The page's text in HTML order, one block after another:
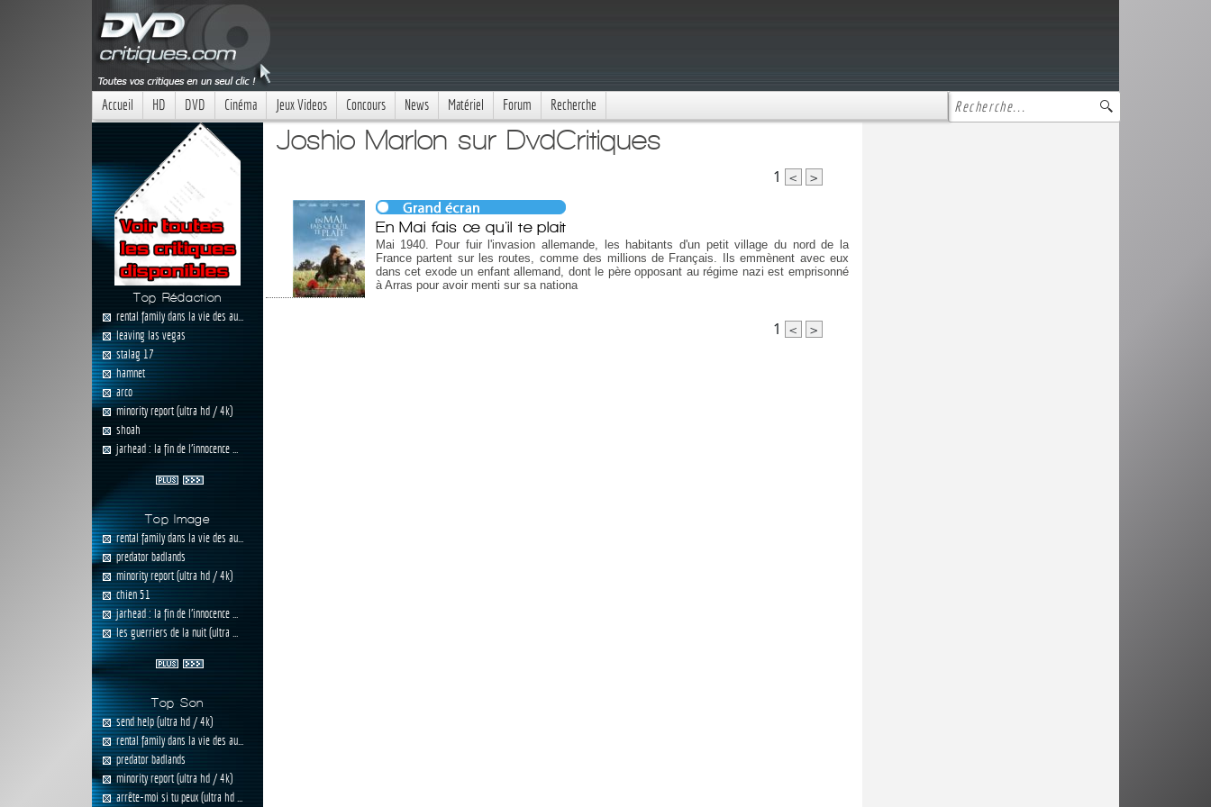
Accueil HD DVD Cinéma Jeux Videos Concours News Matériel Forum Recherche
Top Rédaction
rental family dans la vie des au...
leaving las vegas
stalag 17
hamnet
arco
minority report (ultra hd / 4k)
shoah
jarhead : la fin de l'innocence ...
Top Image
rental family dans la vie des au...
predator badlands
minority report (ultra hd / 4k)
chien 51
jarhead : la fin de l'innocence ...
les guerriers de la nuit (ultra ...
Top Son
send help (ultra hd / 4k)
rental family dans la vie des au...
predator badlands
minority report (ultra hd / 4k)
arrête-moi si tu peux (ultra hd ...
Joshio Marlon sur DvdCritiques
1 < >
En Mai fais ce qu'il te plait
Mai 1940. Pour fuir l'invasion allemande, les habitants d'un petit village du nord de la
France partent sur les routes, comme des millions de Français. Ils emmènent avec eux
dans cet exode un enfant allemand, dont le père opposant au régime nazi est emprisonné
à Arras pour avoir menti sur sa nationa
1 < >